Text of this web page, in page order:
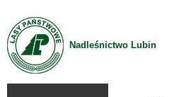
Skip to Content
Nadleśnictwo Lubin